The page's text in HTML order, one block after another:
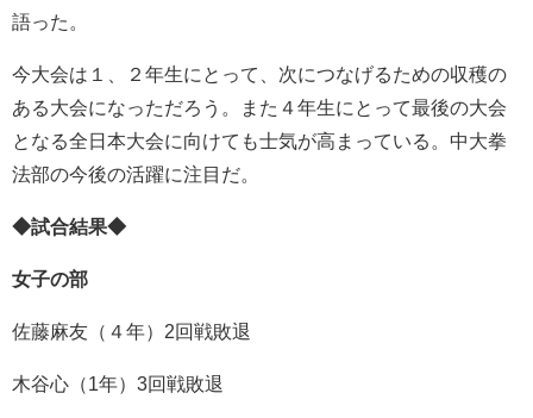
語った。
今大会は１、２年生にとって、次につなげるための収穫の
ある大会になっただろう。また４年生にとって最後の大会
となる全日本大会に向けても士気が高まっている。中大拳
法部の今後の活躍に注目だ。
◆試合結果◆
女子の部
佐藤麻友（４年）2回戦敗退
木谷心（1年）3回戦敗退